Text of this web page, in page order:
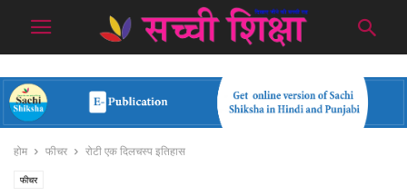
होम फीचर रोटी एक दिलचस्प इतिहास
फीचर